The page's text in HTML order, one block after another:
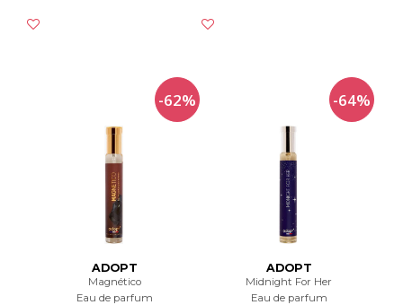
-62%
ADOPT
Magnético
Eau de parfum
-64%
ADOPT
Midnight For Her
Eau de parfum